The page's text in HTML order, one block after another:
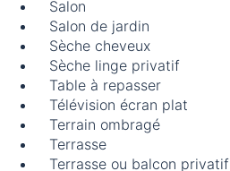
Salon
Salon de jardin
Sèche cheveux
Sèche linge privatif
Table à repasser
Télévision écran plat
Terrain ombragé
Terrasse
Terrasse ou balcon privatif